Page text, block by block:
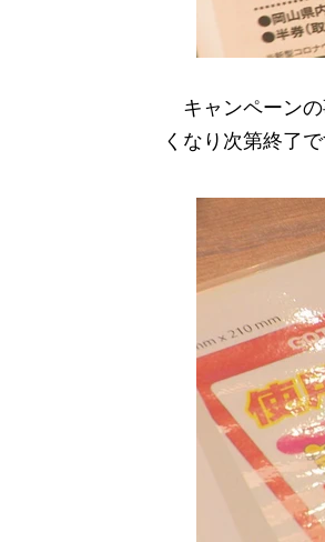
キャンペーンの
くなり次第終了で